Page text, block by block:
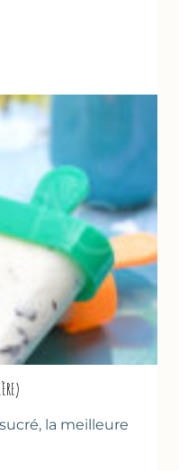
la meilleure